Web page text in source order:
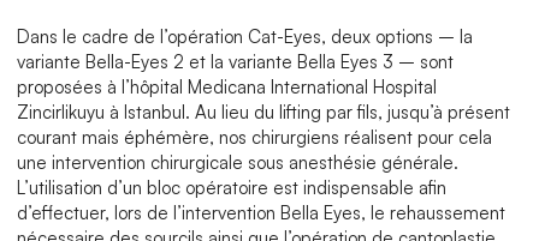
Dans le cadre de l’opération Cat-Eyes, deux options – la
variante Bella-Eyes 2 et la variante Bella Eyes 3 – sont
proposées à l’hôpital Medicana International Hospital
Zincirlikuyu à Istanbul. Au lieu du lifting par fils, jusqu’à présent
courant mais éphémère, nos chirurgiens réalisent pour cela
une intervention chirurgicale sous anesthésie générale.
L’utilisation d’un bloc opératoire est indispensable afin
d’effectuer, lors de l’intervention Bella Eyes, le rehaussement